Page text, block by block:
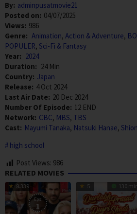
By: adminpusatmovie21
Posted on: 04/07/2025
Views: 986
Genre: Animation, Action & Adventure,
POPULER, Sci-Fi & Fantasy
Year: 2024
Duration: 24 Min
Country: Japan
Release: 4 Oct 2024
Last Air Date: 20 Dec 2024
Number Of Episode: 12 END
Network: CBC, MBS, TBS
Cast: Mayumi Tanaka, Natsuki Hanae,
high school
Post Views: 986
RELATED MOVIES
8.339
Eps:
1
5 130